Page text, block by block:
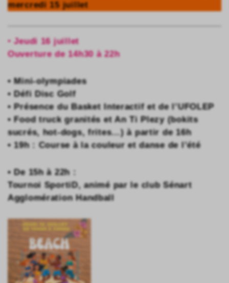
mercredi 15 juillet
•Jeudi 16 juillet
Ouverture de 14h30 à 22h
• Mini-olympiades
• Défi Disc Golf
• Présence du Basket Interactif et de l’UFOLEP
• Food truck granités et An Ti Plezy (bokits
sucrés, hot-dogs, frites…) à partir de 16h
• 19h : Course à la couleur et danse de l’été
• De 15h à 22h :
Tournoi SportiD, animé par le club Sénart
Agglomération Handball